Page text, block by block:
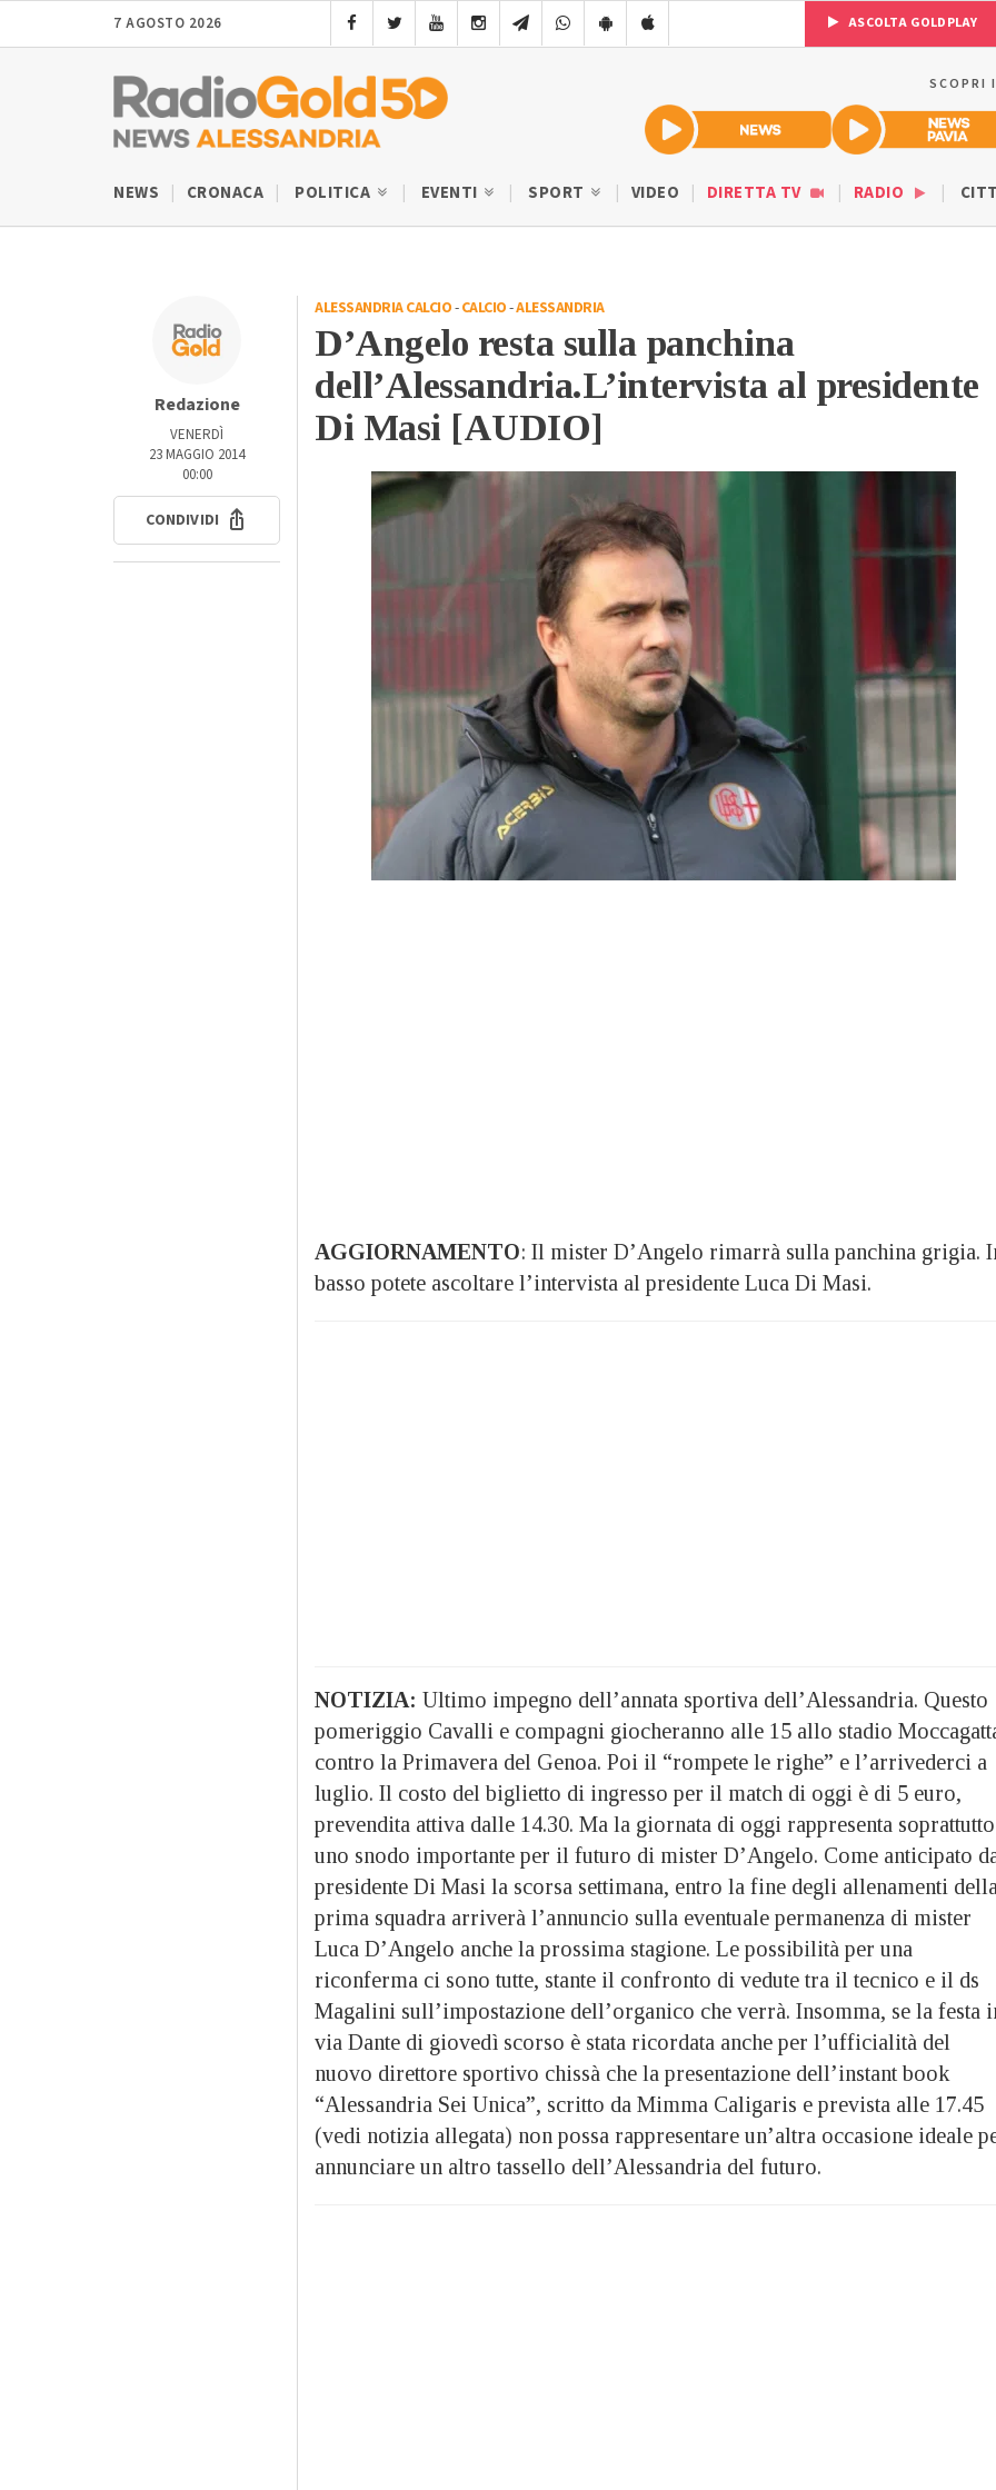
7 AGOSTO 2026 ASCOLTA GOLDPLAY
SCOPRI
NEWS CRONACA POLITICA EVENTI SPORT VIDEO DIRETTA TV RADIO
Redazione
VENERDÌ
23 MAGGIO 2014
00:00
CONDIVIDI
ALESSANDRIA CALCIO-CALCIO-ALESSANDRIA
D’Angelo resta sulla panchina
dell’Alessandria.L’intervista al presidente
Di Masi [AUDIO]
AGGIORNAMENTO: Il mister D’Angelo rimarrà sulla panchina grigia.
basso potete ascoltare l’intervista al presidente Luca Di Masi.
NOTIZIA: Ultimo impegno dell’annata sportiva dell’Alessandria. Questo
pomeriggio Cavalli e compagni giocheranno alle 15 allo stadio
contro la Primavera del Genoa. Poi il “rompete le righe” e l’arrivederci a
luglio. Il costo del biglietto di ingresso per il match di oggi è di 5 euro,
prevendita attiva dalle 14.30. Ma la giornata di oggi rappresenta soprattutto
uno snodo importante per il futuro di mister D’Angelo. Come anticipato
presidente Di Masi la scorsa settimana, entro la fine degli allenamenti della
prima squadra arriverà l’annuncio sulla eventuale permanenza di mister
Luca D’Angelo anche la prossima stagione. Le possibilità per una
riconferma ci sono tutte, stante il confronto di vedute tra il tecnico e il ds
Magalini sull’impostazione dell’organico che verrà. Insomma, se la festa
via Dante di giovedì scorso è stata ricordata anche per l’ufficialità del
nuovo direttore sportivo chissà che la presentazione dell’instant book
“Alessandria Sei Unica”, scritto da Mimma Caligaris e prevista alle 17.45
(vedi notizia allegata) non possa rappresentare un’altra occasione ideale
annunciare un altro tassello dell’Alessandria del futuro.